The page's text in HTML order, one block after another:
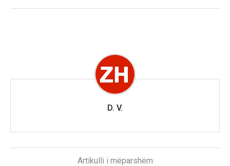
D. V.
Artikulli i mëparshëm